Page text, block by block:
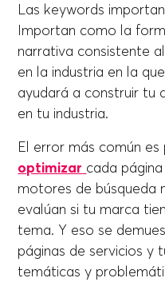
Las keywords
Importan como la
narrativa consistente
en la industria en la
ayudará a construir tu
en tu industria.
El error más común
optimizar cada
motores de búsqueda
evalúan si tu marca
tema. Y eso se
páginas de servicios y
temáticas y